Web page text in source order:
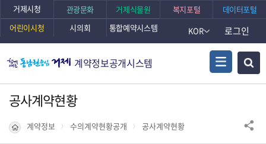
거제시청 관광문화 거제식물원 복지포털
데이터포털
어린이시청
시의회 통합예약시스템 KOR 로그인
계약정보공개시스템
공사계약현황
계약정보 수의계약현황공개 공사계약현황